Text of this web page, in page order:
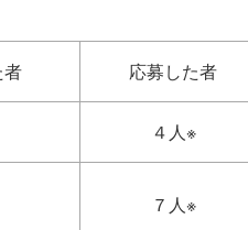
者 応募した者
４人※
７人※